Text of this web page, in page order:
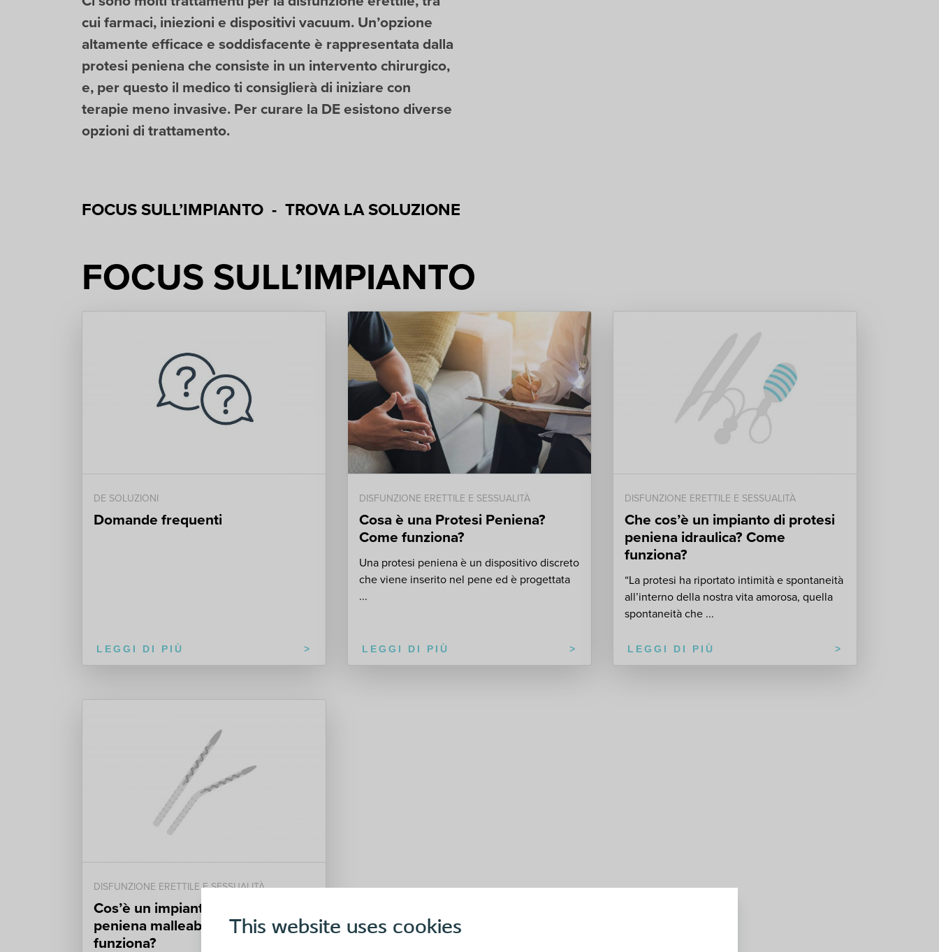
This website uses cookies
cui farmaci, iniezioni e dispositivi vacuum. Un’opzione
altamente efficace e soddisfacente è rappresentata dalla
protesi peniena che consiste in un intervento chirurgico,
e, per questo il medico ti consiglierà di iniziare con
terapie meno invasive. Per curare la DE esistono diverse
opzioni di trattamento.
FOCUS SULL’IMPIANTO - TROVA LA SOLUZIONE
FOCUS SULL’IMPIANTO
DE SOLUZIONI
Domande frequenti
LEGGI DI PIÙ
DISFUNZIONE ERETTILE E SESSUALITÀ
Cosa è una Protesi Peniena?
Come funziona?
Una protesi peniena è un dispositivo discreto
che viene inserito nel pene ed è progettata
...
LEGGI DI PIÙ
DISFUNZIONE ERETTILE E SESSUALITÀ
Che cos’è un impianto di protesi
peniena idraulica? Come
funziona?
“La protesi ha riportato intimità e spontaneità
all’interno della nostra vita amorosa, quella
spontaneità che ...
LEGGI DI PIÙ
DISFUNZIONE ERETTILE E SESSUALITÀ
Cos’è un impianto di protesi
peniena malleabile? Come
funziona?